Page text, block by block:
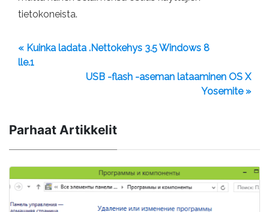
tietokoneista.
« Kuinka ladata .Nettokehys 3.5 Windows 8
lle.1
USB -flash -aseman lataaminen OS X
Yosemite »
Parhaat Artikkelit